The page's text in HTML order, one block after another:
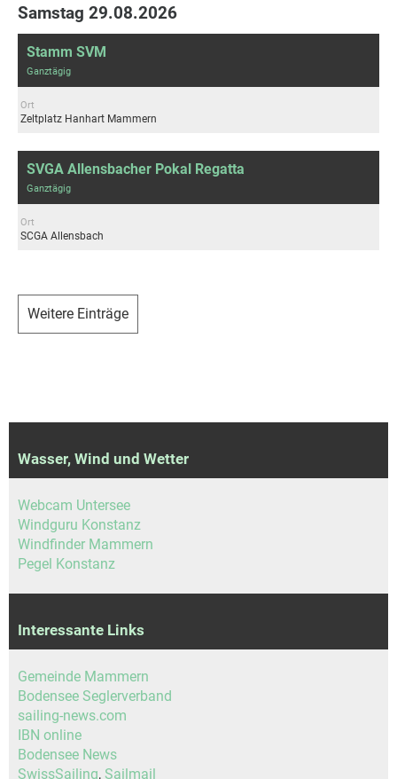
Samstag 29.08.2026
Stamm SVM
Ganztägig
Ort
Zeltplatz Hanhart Mammern
SVGA Allensbacher Pokal Regatta
Ganztägig
Ort
SCGA Allensbach
Weitere Einträge
Wasser, Wind und Wetter
Webcam Untersee
Windguru Konstanz
Windfinder Mammern
Pegel Konstanz
Interessante Links
Gemeinde Mammern
Bodensee Seglerverband
sailing-news.com
IBN online
Bodensee News
SwissSailing, Sailmail